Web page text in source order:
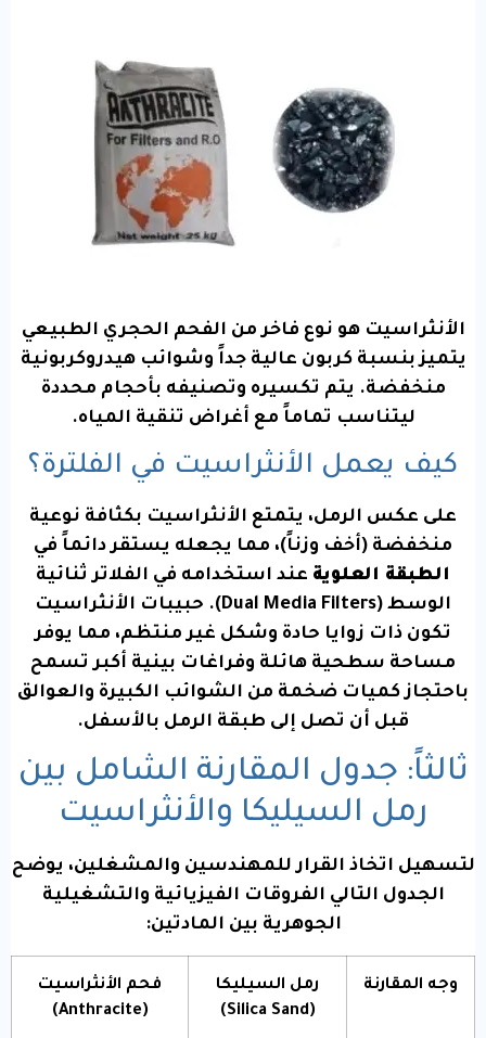
الأنثراسيت هو نوع فاخر من الفحم الحجري الطبيعي
يتميز بنسبة كربون عالية جداً وشوائب هيدروكربونية
منخفضة. يتم تكسيره وتصنيفه بأحجام محددة
ليتناسب تماماً مع أغراض تنقية المياه.
كيف يعمل الأنثراسيت في الفلترة؟
على عكس الرمل، يتمتع الأنثراسيت بكثافة نوعية
منخفضة (أخف وزناً)، مما يجعله يستقر دائماً في
الطبقة العلوية عند استخدامه في الفلاتر ثنائية
الوسط (Dual Media Filters). حبيبات الأنثراسيت
تكون ذات زوايا حادة وشكل غير منتظم، مما يوفر
مساحة سطحية هائلة وفراغات بينية أكبر تسمح
باحتجاز كميات ضخمة من الشوائب الكبيرة والعوالق
قبل أن تصل إلى طبقة الرمل بالأسفل.
ثالثاً: جدول المقارنة الشامل بين
رمل السيليكا والأنثراسيت
لتسهيل اتخاذ القرار للمهندسين والمشغلين، يوضح
الجدول التالي الفروقات الفيزيائية والتشغيلية
الجوهرية بين المادتين:
وجه المقارنة
رمل السيليكا
(Silica Sand)
فحم الأنثراسيت
(Anthracite)